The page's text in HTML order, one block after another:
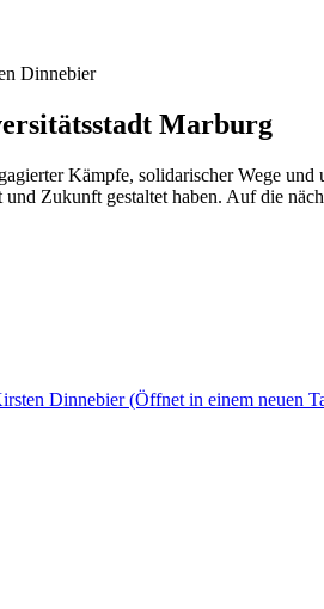
Dinnebier
Marburg
Kämpfe, solidarischer Wege
Zukunft gestaltet haben. Auf die
Dinnebier(Öffnet in einem neuen